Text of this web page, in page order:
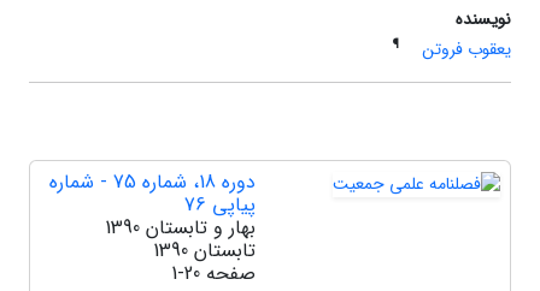
نویسنده
یعقوب فروتن
¶
دوره 18، شماره 75 - شماره
پیاپی 76
بهار و تابستان 1390
تابستان 1390
صفحه 1-20